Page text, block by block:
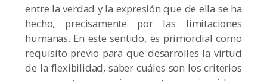
entre la verdad y la expresión que de ella se ha
hecho, precisamente por las limitaciones
humanas. En este sentido, es primordial como
requisito previo para que desarrolles la virtud
de la flexibilidad, saber cuáles son los criterios